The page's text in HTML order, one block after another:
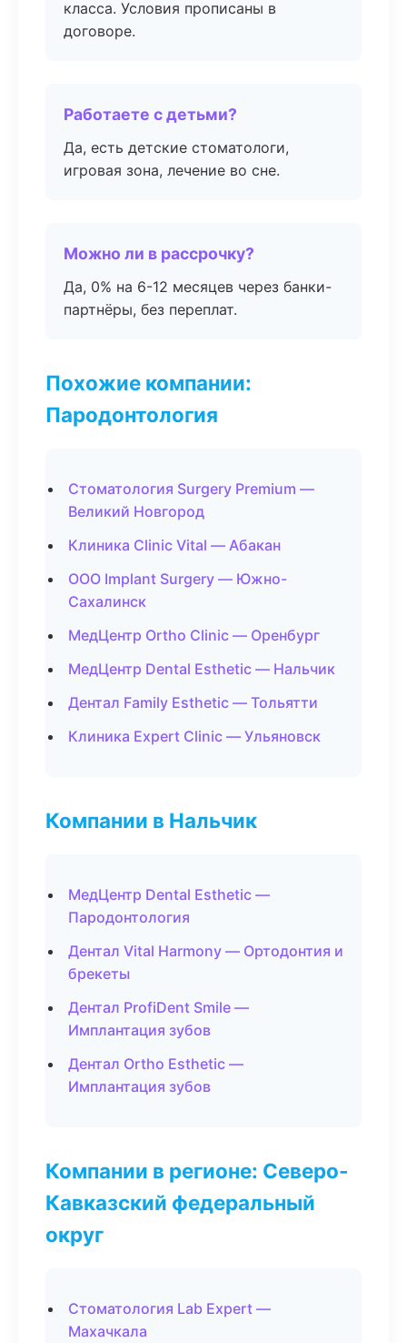
класса. Условия прописаны в
договоре.
Работаете с детьми?
Да, есть детские стоматологи,
игровая зона, лечение во сне.
Можно ли в рассрочку?
Да, 0% на 6-12 месяцев через банки-
партнёры, без переплат.
Похожие компании:
Пародонтология
Стоматология Surgery Premium —
Великий Новгород
Клиника Clinic Vital — Абакан
ООО Implant Surgery — Южно-
Сахалинск
МедЦентр Ortho Clinic — Оренбург
МедЦентр Dental Esthetic — Нальчик
Дентал Family Esthetic — Тольятти
Клиника Expert Clinic — Ульяновск
Компании в Нальчик
МедЦентр Dental Esthetic —
Пародонтология
Дентал Vital Harmony — Ортодонтия и
брекеты
Дентал ProfiDent Smile —
Имплантация зубов
Дентал Ortho Esthetic —
Имплантация зубов
Компании в регионе: Северо-
Кавказский федеральный
округ
Стоматология Lab Expert —
Махачкала